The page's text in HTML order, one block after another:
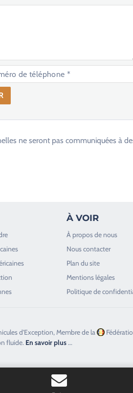
ne seront pas communiquées à
À VOIR
À propos de nous
Nous contacter
Plan du site
Mentions légales
Politique de
d'Exception, Membre de la
fluide. En savoir plus...